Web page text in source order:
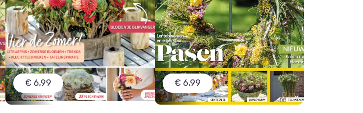
€ 6,99 € 6,99